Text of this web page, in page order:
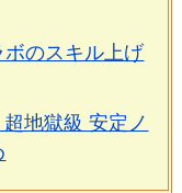
ボのスキル上げ
地獄級 安定ノ